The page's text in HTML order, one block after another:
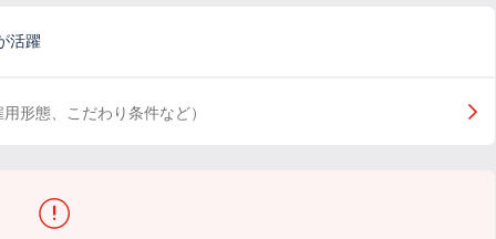
活躍
形態、こだわり条件など）